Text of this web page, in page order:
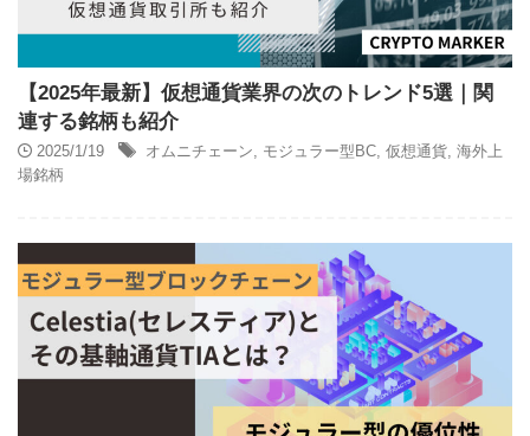
【2025年最新】仮想通貨業界の次のトレンド5選｜関
連する銘柄も紹介
2025/1/19 オムニチェーン, モジュラー型BC, 仮想通貨, 海外上
場銘柄